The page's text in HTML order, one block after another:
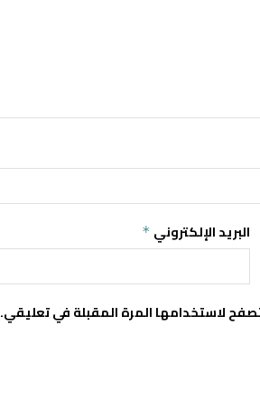
البريد الإلكتروني *
لاستخدامها المرة المقبلة في تعليقي.